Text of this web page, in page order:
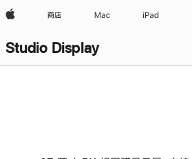
Apple 商店 Mac iPad
Studio Display